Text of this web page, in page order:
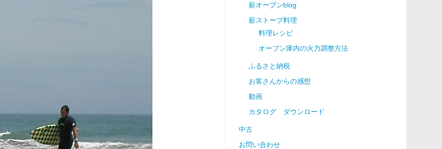
薪オーブンblog
薪ストーブ料理
料理レシピ
オーブン庫内の火力調整方法
ふるさと納税
お客さんからの感想
動画
カタログ ダウンロード
中古
お問い合わせ